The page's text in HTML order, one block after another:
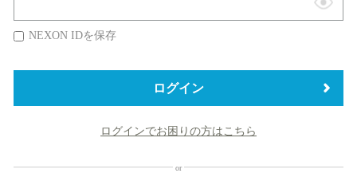
表
替
NEXON IDを保存
ログイン
ログインでお困りの方はこちら